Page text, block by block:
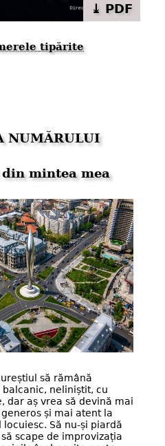
⤓ PDF
tipărite
NUMĂRULUI
mintea mea
să rămână
neliniștit, cu
dar aș vrea să devină mai
și mai atent la
Să nu-și piardă
scape de improvizația